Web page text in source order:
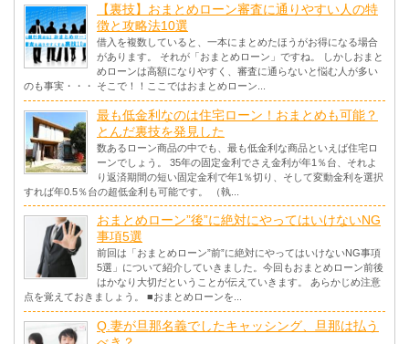
【裏技】おまとめローン審査に通りやすい人の特
徴と攻略法10選
借入を複数していると、一本にまとめたほうがお得になる場合
があります。 それが「おまとめローン」ですね。 しかしおまと
めローンは高額になりやすく、審査に通らないと悩む人が多い
のも事実・・・ そこで！！ここではおまとめローン...
最も低金利なのは住宅ローン！おまとめも可能？
とんだ裏技を発見した
数あるローン商品の中でも、最も低金利な商品といえば住宅ロ
ーンでしょう。 35年の固定金利でさえ金利が年1％台、それよ
り返済期間の短い固定金利で年1％切り、そして変動金利を選択
すれば年0.5％台の超低金利も可能です。 （執...
おまとめローン”後”に絶対にやってはいけないNG
事項5選
前回は「おまとめローン”前”に絶対にやってはいけないNG事項
5選」について紹介していきました。今回もおまとめローン前後
はかなり大切だということが伝えていきます。 あらかじめ注意
点を覚えておきましょう。 ■おまとめローンを...
Q.妻が旦那名義でしたキャッシング、旦那は払う